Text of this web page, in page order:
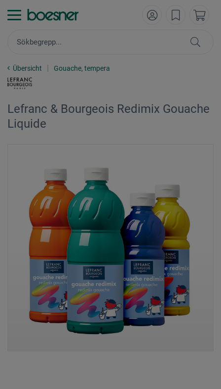
Übersicht Gouache, tempera
Lefranc & Bourgeois Redimix Gouache
Liquide